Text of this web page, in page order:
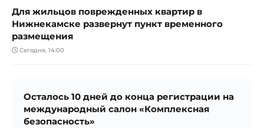
Для жильцов поврежденных квартир в
Нижнекамске развернут пункт временного
размещения
Сегодня, 14:00
Осталось 10 дней до конца регистрации на
международный салон «Комплексная
безопасность»